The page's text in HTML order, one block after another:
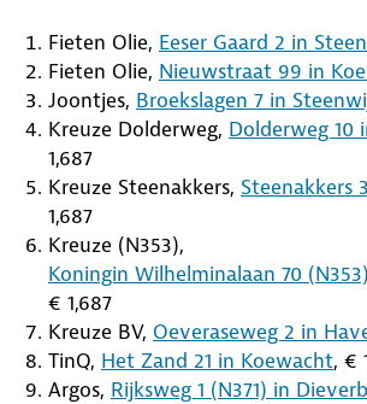
Fieten Olie, Eeser Gaard 2 in
Fieten Olie, Nieuwstraat 99 in
Joontjes, Broekslagen 7 in
Kreuze Dolderweg, Dolderweg 10
1,687
Kreuze Steenakkers, Steenakkers
1,687
Kreuze (N353),
Koningin Wilhelminalaan 70
€ 1,687
Kreuze BV, Oeveraseweg 2 in
TinQ, Het Zand 21 in Koewacht, €
Argos, Rijksweg 1 (N371) in